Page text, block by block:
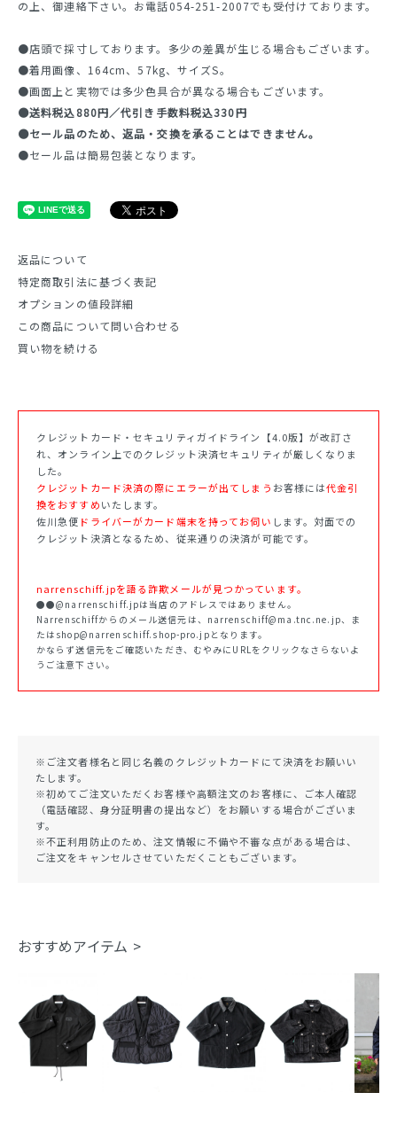
の上、御連絡下さい。お電話054-251-2007でも受付けております。
●店頭で採寸しております。多少の差異が生じる場合もございます。
●着用画像、164cm、57kg、サイズS。
●画面上と実物では多少色具合が異なる場合もございます。
●送料税込880円／代引き手数料税込330円
●セール品のため、返品・交換を承ることはできません。
●セール品は簡易包装となります。
返品について
特定商取引法に基づく表記
オプションの値段詳細
この商品について問い合わせる
買い物を続ける
クレジットカード・セキュリティガイドライン【4.0版】が改訂さ
れ、オンライン上でのクレジット決済セキュリティが厳しくなりま
した。
クレジットカード決済の際にエラーが出てしまう お客様には代金引
換をおすすめいたします。
佐川急便 ドライバーがカード端末を持ってお伺い します。対面での
クレジット決済となるため、従来通りの決済が可能です。
narrenschiff.jpを語る詐欺メールが見つかっています。
●●@narrenschiff.jpは当店のアドレスではありません。
Narrenschiffからのメール送信元は、narrenschiff@ma.tnc.ne.jp、ま
たはshop@narrenschiff.shop-pro.jpとなります。
かならず送信元をご確認いただき、むやみにURLをクリックなさらないよ
うご注意下さい。
※ご注文者様名と同じ名義のクレジットカードにて決済をお願いい
たします。
※初めてご注文いただくお客様や高額注文のお客様に、ご本人確認
（電話確認、身分証明書の提出など）をお願いする場合がございま
す。
※不正利用防止のため、注文情報に不備や不審な点がある場合は、
ご注文をキャンセルさせていただくこともございます。
おすすめアイテム >